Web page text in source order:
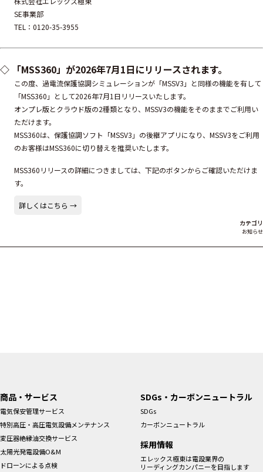
SE事業部
TEL：0120-35-3955
◇ 「MSS360」が2026年7月1日にリリースされます。
この度、過電流保護協調シミュレーションが「MSSV3」と同様の機能を有して
「MSS360」として2026年7月1日リリースいたします。
オンプレ版とクラウド版の2種類となり、MSSV3の機能をそのままでご利用い
ただけます。
MSS360は、保護協調ソフト「MSSV3」の後継アプリになり、MSSV3をご利用
のお客様はMSS360に切り替えを推奨いたします。
MSS360リリースの詳細につきましては、下記のボタンからご確認いただけま
す。
詳しくはこちら →
カテゴリ
お知らせ
商品・サービス
電気保安管理サービス
特別高圧・高圧電気設備メンテナンス
変圧器絶縁油交換サービス
太陽光発電設備O&M
ドローンによる点検
SDGs・カーボンニュートラル
SDGs
カーボンニュートラル
採用情報
エレックス極東は電設業界の
リーディングカンパニーを目指します